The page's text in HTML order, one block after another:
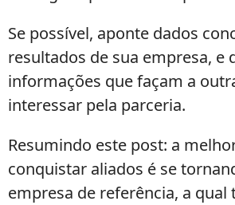
Se possível, aponte dados
resultados de sua empresa, e
informações que façam a
interessar pela parceria.
Resumindo este post: a
conquistar aliados é se
empresa de referência, a qual